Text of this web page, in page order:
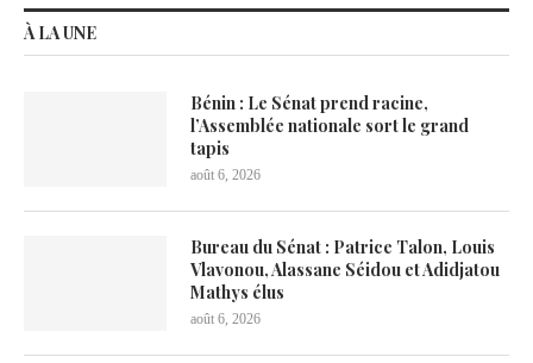
À LA UNE
Bénin : Le Sénat prend racine,
l’Assemblée nationale sort le grand
tapis
août 6, 2026
Bureau du Sénat : Patrice Talon, Louis
Vlavonou, Alassane Séidou et Adidjatou
Mathys élus
août 6, 2026